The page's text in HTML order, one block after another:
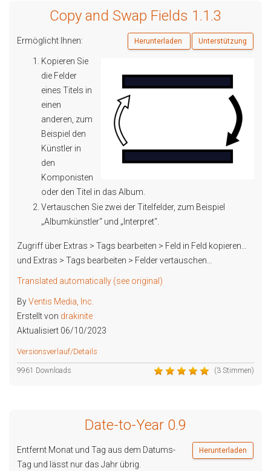
Copy and Swap Fields 1.1.3
Herunterladen Unterstützung
Ermöglicht Ihnen:
Kopieren Sie
die Felder
eines Titels in
einen
anderen, zum
Beispiel den
Künstler in
den
Komponisten
oder den Titel in das Album.
Vertauschen Sie zwei der Titelfelder, zum Beispiel
„Albumkünstler“ und „Interpret“.
Zugriff über Extras > Tags bearbeiten > Feld in Feld kopieren…
und Extras > Tags bearbeiten > Felder vertauschen…
Translated automatically (see original)
ByVentis Media, Inc.
Erstellt von drakinite
Aktualisiert 06/10/2023
Versionsverlauf/Details
(3 Stimmen)
9961 Downloads
Date-to-Year 0.9
Herunterladen
Entfernt Monat und Tag aus dem Datums-
Tag und lässt nur das Jahr übrig.